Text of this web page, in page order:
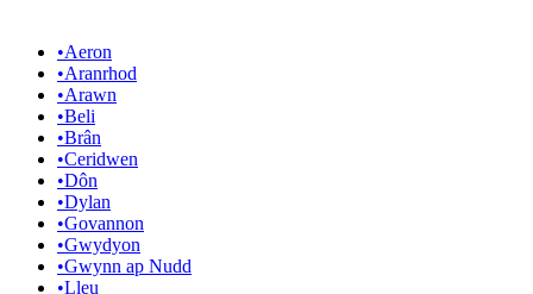
•Aeron
•Aranrhod
•Arawn
•Beli
•Brân
•Ceridwen
•Dôn
•Dylan
•Govannon
•Gwydyon
•Gwynn ap Nudd
•Lleu